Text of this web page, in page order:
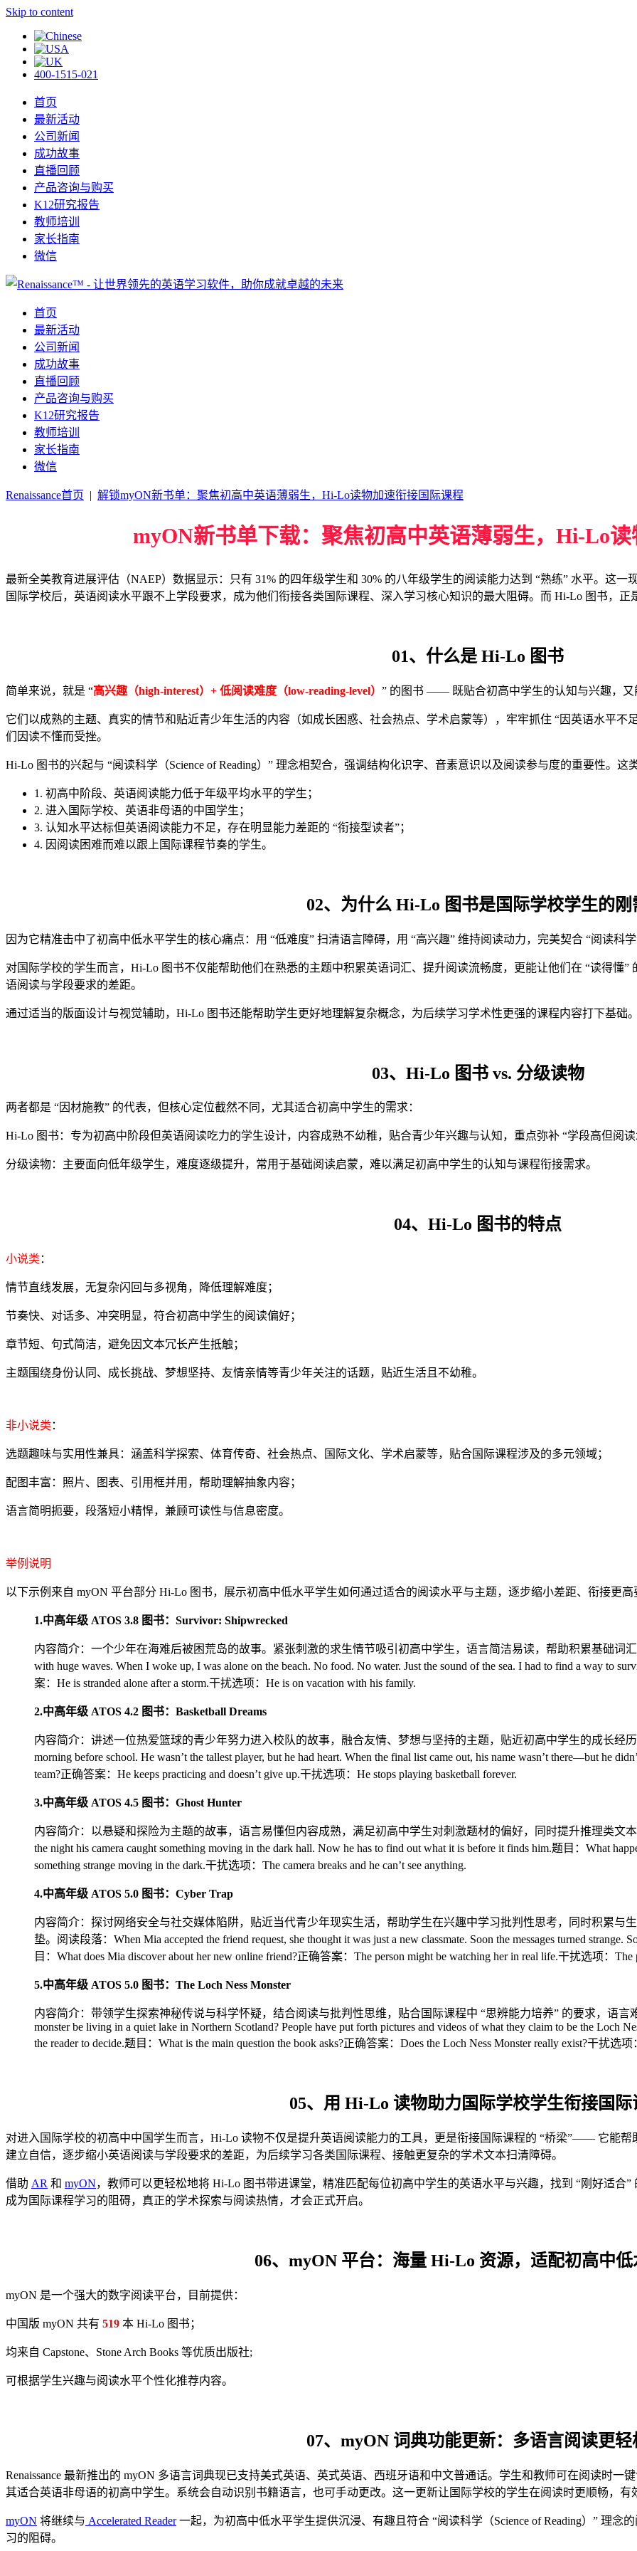
Skip to content
400-1515-021
首页
最新活动
公司新闻
成功故事
直播回顾
产品咨询与购买
K12研究报告
教师培训
家长指南
微信
首页
最新活动
公司新闻
成功故事
直播回顾
产品咨询与购买
K12研究报告
教师培训
家长指南
微信
Renaissance首页 | 解锁myON新书单：聚焦初高中英语薄弱生，Hi-Lo读物加速衔接国际课程
myON新书单下载：聚焦初高中英语薄弱生，Hi-Lo
最新全美教育进展评估（NAEP）数据显示：只有 31% 的四年级学生和 30% 的八年级学生的阅读能力达到 “熟练” 水平。这
国际学校后，英语阅读水平跟不上学段要求，成为他们衔接各类国际课程、深入学习核心知识的最大阻碍。而 Hi-Lo 图书，正
01、什么是 Hi-Lo 图书
简单来说，就是 “高兴趣（high-interest）+ 低阅读难度（low-reading-level） ” 的图书 —— 既贴合初高中学生的认知与兴趣，又
它们以成熟的主题、真实的情节和贴近青少年生活的内容（如成长困惑、社会热点、学术启蒙等），牢牢抓住 “因英语水平
们因读不懂而受挫。
Hi-Lo 图书的兴起与 “阅读科学（Science of Reading）” 理念相契合，强调结构化识字、音素意识以及阅读参与度的重要性。这
1. 初高中阶段、英语阅读能力低于年级平均水平的学生；
2. 进入国际学校、英语非母语的中国学生；
3. 认知水平达标但英语阅读能力不足，存在明显能力差距的 “衔接型读者”；
4. 因阅读困难而难以跟上国际课程节奏的学生。
02、为什么 Hi-Lo 图书是国际学校学生的刚
因为它精准击中了初高中低水平学生的核心痛点：用 “低难度” 扫清语言障碍，用 “高兴趣” 维持阅读动力，完美契合 “阅读科
对国际学校的学生而言，Hi-Lo 图书不仅能帮助他们在熟悉的主题中积累英语词汇、提升阅读流畅度，更能让他们在 “读得懂
语阅读与学段要求的差距。
通过适当的版面设计与视觉辅助，Hi-Lo 图书还能帮助学生更好地理解复杂概念，为后续学习学术性更强的课程内容打下基础。
03、Hi-Lo 图书 vs. 分级读物
两者都是 “因材施教” 的代表，但核心定位截然不同，尤其适合初高中学生的需求：
Hi-Lo 图书：专为初高中阶段但英语阅读吃力的学生设计，内容成熟不幼稚，贴合青少年兴趣与认知，重点弥补 “学段高但阅读
分级读物：主要面向低年级学生，难度逐级提升，常用于基础阅读启蒙，难以满足初高中学生的认知与课程衔接需求。
04、Hi-Lo 图书的特点
小说类 ：
情节直线发展，无复杂闪回与多视角，降低理解难度；
节奏快、对话多、冲突明显，符合初高中学生的阅读偏好；
章节短、句式简洁，避免因文本冗长产生抵触；
主题围绕身份认同、成长挑战、梦想坚持、友情亲情等青少年关注的话题，贴近生活且不幼稚。
非小说类 ：
选题趣味与实用性兼具：涵盖科学探索、体育传奇、社会热点、国际文化、学术启蒙等，贴合国际课程涉及的多元领域；
配图丰富：照片、图表、引用框并用，帮助理解抽象内容；
语言简明扼要，段落短小精悍，兼顾可读性与信息密度。
举例说明
以下示例来自 myON 平台部分 Hi-Lo 图书，展示初高中低水平学生如何通过适合的阅读水平与主题，逐步缩小差距、衔接更高
1.中高年级 ATOS 3.8 图书：Survivor: Shipwrecked
内容简介：一个少年在海难后被困荒岛的故事。紧张刺激的求生情节吸引初高中学生，语言简洁易读，帮助积累基础词
with huge waves. When I woke up, I was alone on the beach. No food. No water. Just the sound of the sea. I had to find a way to
案：He is stranded alone after a storm.干扰选项：He is on vacation with his family.
2.中高年级 ATOS 4.2 图书：Basketball Dreams
内容简介：讲述一位热爱篮球的青少年努力进入校队的故事，融合友情、梦想与坚持的主题，贴近初高中学生的成长经历
morning before school. He wasn’t the tallest player, but he had heart. When the final list came out, his name wasn’t there—but he
team?正确答案：He keeps practicing and doesn’t give up.干扰选项：He stops playing basketball forever.
3.中高年级 ATOS 4.5 图书：Ghost Hunter
内容简介：以悬疑和探险为主题的故事，语言易懂但内容成熟，满足初高中学生对刺激题材的偏好，同时提升推理类文
the night his camera caught something moving in the dark hall. Now he has to find out what it is before it finds him.题目：What
something strange moving in the dark.干扰选项：The camera breaks and he can’t see anything.
4.中高年级 ATOS 5.0 图书：Cyber Trap
内容简介：探讨网络安全与社交媒体陷阱，贴近当代青少年现实生活，帮助学生在兴趣中学习批判性思考，同时积累与
垫。阅读段落：When Mia accepted the friend request, she thought it was just a new classmate. Soon the messages turned
目：What does Mia discover about her new online friend?正确答案：The person might be watching her in real life.干扰选项：The
5.中高年级 ATOS 5.0 图书：The Loch Ness Monster
内容简介：带领学生探索神秘传说与科学怀疑，结合阅读与批判性思维，贴合国际课程中 “思辨能力培养” 的要求，语言
monster be living in a quiet lake in Northern Scotland? People have put forth pictures and videos of what they claim to be the Loch
the reader to decide.题目：What is the main question the book asks?正确答案：Does the Loch Ness Monster really exist?干扰选项
05、用 Hi-Lo 读物助力国际学校学生衔接国际
对进入国际学校的初高中中国学生而言，Hi-Lo 读物不仅是提升英语阅读能力的工具，更是衔接国际课程的 “桥梁”—— 它能帮
建立自信，逐步缩小英语阅读与学段要求的差距，为后续学习各类国际课程、接触更复杂的学术文本扫清障碍。
借助 AR 和 myON，教师可以更轻松地将 Hi-Lo 图书带进课堂，精准匹配每位初高中学生的英语水平与兴趣，找到 “刚好适合
成为国际课程学习的阻碍，真正的学术探索与阅读热情，才会正式开启。
06、myON 平台：海量 Hi-Lo 资源，适配初高中低
myON 是一个强大的数字阅读平台，目前提供：
中国版 myON 共有 519 本 Hi-Lo 图书；
均来自 Capstone、Stone Arch Books 等优质出版社;
可根据学生兴趣与阅读水平个性化推荐内容。
07、myON 词典功能更新：多语言阅读更轻
Renaissance 最新推出的 myON 多语言词典现已支持美式英语、英式英语、西班牙语和中文普通话。学生和教师可在阅读时
其适合英语非母语的初高中学生。系统会自动识别书籍语言，也可手动更改。这一更新让国际学校的学生在阅读时更顺畅，有
myON 将继续与 Accelerated Reader一起，为初高中低水平学生提供沉浸、有趣且符合 “阅读科学（Science of Reading）” 理念
习的阻碍。